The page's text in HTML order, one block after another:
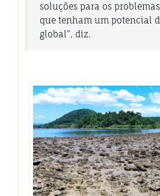
soluções para os
que tenham um potencial
global”, diz.